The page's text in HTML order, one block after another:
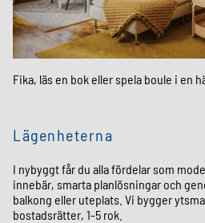
Fika, läs en bok eller spela boule i en
Lägenheterna
I nybyggt får du alla fördelar som
innebär, smarta planlösningar och
balkong eller uteplats. Vi bygger
bostadsrätter, 1-5 rok.